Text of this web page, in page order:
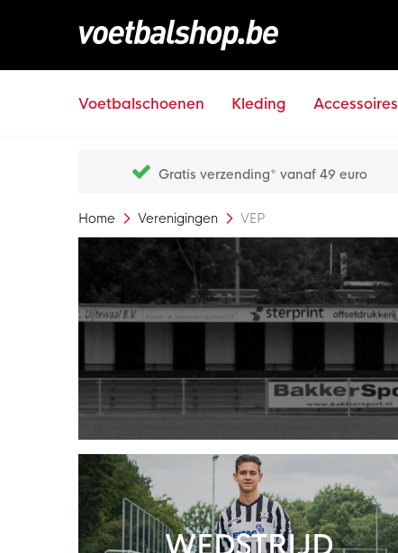
Voetbalschoenen Kleding Accessoires
Gratis verzending* vanaf 49 euro
Home Verenigingen VEP
WEDSTRIJD